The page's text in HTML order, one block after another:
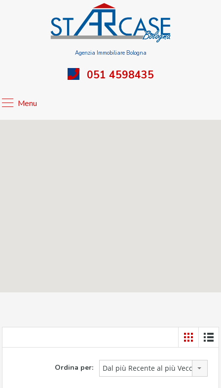
Agenzia Immobiliare Bologna
051 4598435
Menu
Ordina per: Dal più Recente al più Vecchio